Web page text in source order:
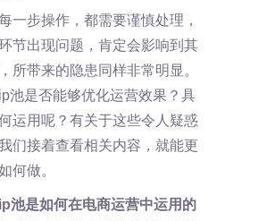
一步操作，都需要谨慎处理，
节出现问题，肯定会影响到其
所带来的隐患同样非常明显。
池是否能够优化运营效果？具
运用呢？有关于这些令人疑惑
们接着查看相关内容，就能更
何做。
池是如何在电商运营中运用的